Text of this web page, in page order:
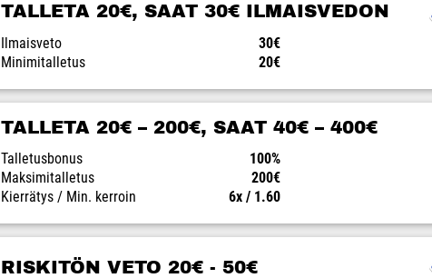
TALLETA 20€, SAAT 30€ ILMAISVEDON
Ilmaisveto
30€
Minimitalletus
20€
TALLETA 20€ – 200€, SAAT 40€ – 400€
Talletusbonus
100%
Maksimitalletus
200€
Kierrätys / Min. kerroin
6x / 1.60
RISKITÖN VETO 20€ - 50€